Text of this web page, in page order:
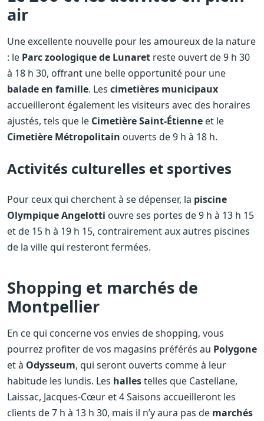
air
Une excellente nouvelle pour les amoureux de la nature
: le Parc zoologique de Lunaret reste ouvert de 9 h 30
à 18 h 30, offrant une belle opportunité pour une
balade en famille. Les cimetières municipaux
accueilleront également les visiteurs avec des horaires
ajustés, tels que le Cimetière Saint-Étienne et le
Cimetière Métropolitain ouverts de 9 h à 18 h.
Activités culturelles et sportives
Pour ceux qui cherchent à se dépenser, la piscine
Olympique Angelotti ouvre ses portes de 9 h à 13 h 15
et de 15 h à 19 h 15, contrairement aux autres piscines
de la ville qui resteront fermées.
Shopping et marchés de
Montpellier
En ce qui concerne vos envies de shopping, vous
pourrez profiter de vos magasins préférés au Polygone
et à Odysseum, qui seront ouverts comme à leur
habitude les lundis. Les hallestelles que Castellane,
Laissac, Jacques-Cœur et 4 Saisons accueilleront les
clients de 7 h à 13 h 30, mais il n’y aura pas de marchés